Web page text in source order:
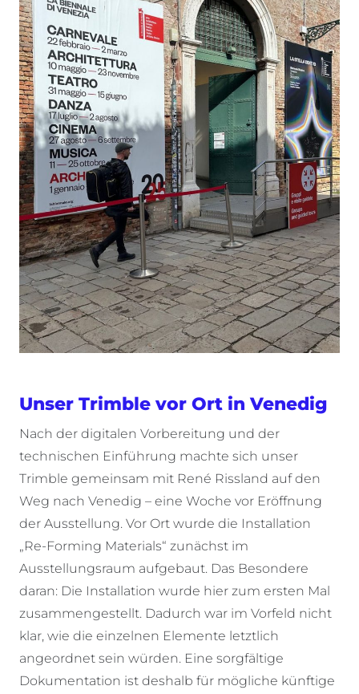
Unser Trimble vor Ort in Venedig
Nach der digitalen Vorbereitung und der
technischen Einführung machte sich unser
Trimble gemeinsam mit René Rissland auf den
Weg nach Venedig – eine Woche vor Eröffnung
der Ausstellung. Vor Ort wurde die Installation
„Re-Forming Materials“ zunächst im
Ausstellungsraum aufgebaut. Das Besondere
daran: Die Installation wurde hier zum ersten Mal
zusammengestellt. Dadurch war im Vorfeld nicht
klar, wie die einzelnen Elemente letztlich
angeordnet sein würden. Eine sorgfältige
Dokumentation ist deshalb für mögliche künftige